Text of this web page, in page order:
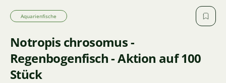
Aquarienfische
Notropis chrosomus -
Regenbogenfisch - Aktion auf 100
Stück